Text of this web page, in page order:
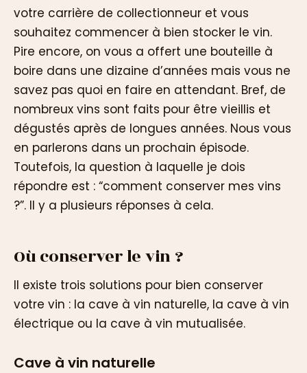
votre carrière de collectionneur et vous
souhaitez commencer à bien stocker le vin.
Pire encore, on vous a offert une bouteille à
boire dans une dizaine d’années mais vous ne
savez pas quoi en faire en attendant. Bref, de
nombreux vins sont faits pour être vieillis et
dégustés après de longues années. Nous vous
en parlerons dans un prochain épisode.
Toutefois, la question à laquelle je dois
répondre est : “comment conserver mes vins
?”. Il y a plusieurs réponses à cela.
Où conserver le vin ?
Il existe trois solutions pour bien conserver
votre vin : la cave à vin naturelle, la cave à vin
électrique ou la cave à vin mutualisée.
Cave à vin naturelle